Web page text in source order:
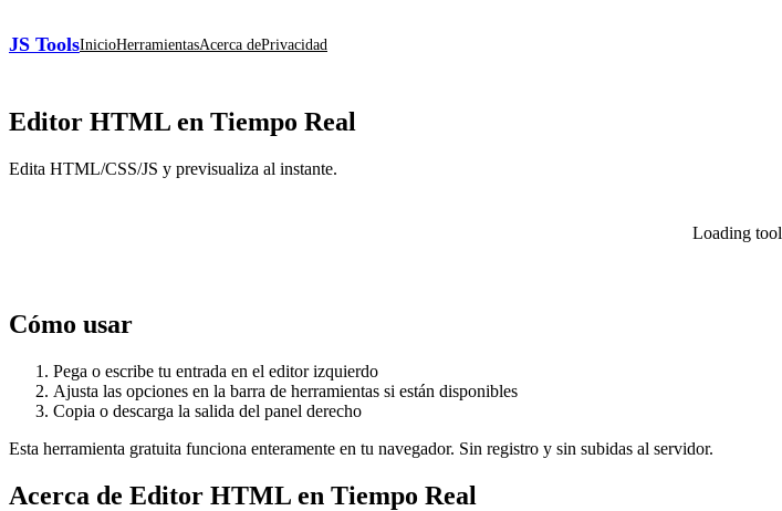
JS ToolsInicioHerramientasAcerca dePrivacidad
Editor HTML en Tiempo Real
Edita HTML/CSS/JS y previsualiza al instante.
Loading
Cómo usar
Pega o escribe tu entrada en el editor izquierdo
Ajusta las opciones en la barra de herramientas si están disponibles
Copia o descarga la salida del panel derecho
Esta herramienta gratuita funciona enteramente en tu navegador. Sin registro y sin subidas al servidor.
Acerca de Editor HTML en Tiempo Real